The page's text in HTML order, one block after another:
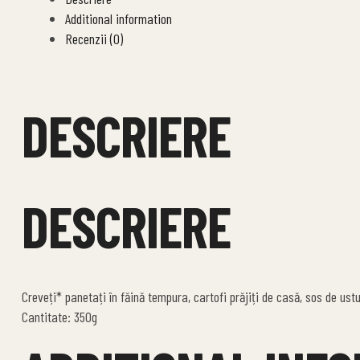
Additional information
Recenzii (0)
DESCRIERE
DESCRIERE
Creveți* panetați în făină tempura, cartofi prăjiți de casă, sos de
Cantitate: 350g